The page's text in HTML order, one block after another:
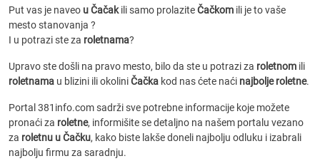
Put vas je naveo u Čačakili samo prolaziteČačkom ili je to vaše
mesto stanovanja ?
I u potrazi ste za roletnama?
Upravo ste došli na pravo mesto, bilo da ste u potrazi za roletnom ili
roletnama u blizini ili okoliniČačka kod nas ćete naći najbolje roletne.
Portal 381info.com sadrži sve potrebne informacije koje možete
pronaći za roletne, informišite se detaljno na našem portalu vezano
za roletnu u Čačku, kako biste lakše doneli najbolju odluku i izabrali
najbolju firmu za saradnju.